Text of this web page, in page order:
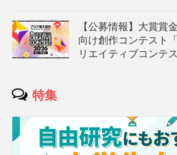
【公募情報】大賞賞
向け創作コンテスト
リエイティブコンテ
特集